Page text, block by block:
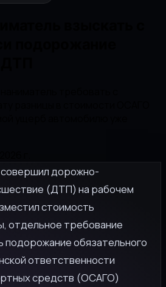
совершил дорожно-
(ДТП) на рабочем
стоимость
отдельное требование
подорожание обязательного
ответственности
средств (ОСАГО)